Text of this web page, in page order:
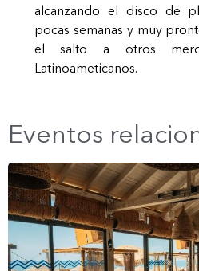
alcanzando el disco de
pocas semanas y muy
el salto a otros
Latinoameticanos.
Eventos